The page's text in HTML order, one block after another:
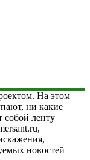
На этом
ни какие
собой ленту
новостей